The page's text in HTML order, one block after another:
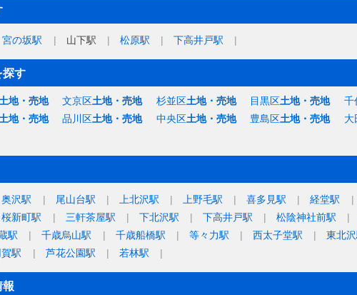
宮の坂駅 山下駅 松原駅 下高井戸駅
探す
地・売地 文京区土地・売地 杉並区土地・売地 目黒区土地・売地 千
地・売地 品川区土地・売地 中央区土地・売地 豊島区土地・売地 大
奥沢駅 尾山台駅 上北沢駅 上野毛駅 喜多見駅 経堂駅
桜新町駅 三軒茶屋駅 下北沢駅 下高井戸駅 松陰神社前駅
駅 千歳烏山駅 千歳船橋駅 等々力駅 西太子堂駅 東北
賀駅 芦花公園駅 若林駅
報